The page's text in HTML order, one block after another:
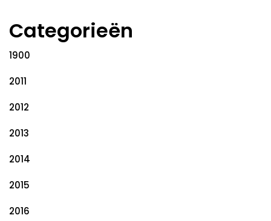
Categorieën
1900
2011
2012
2013
2014
2015
2016